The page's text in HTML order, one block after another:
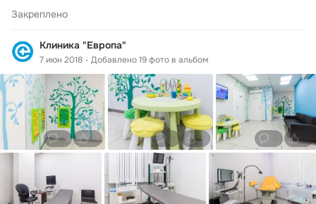
Закреплено
Клиника "Европа"
7 июн 2018 Добавлено 19 фото в альбом
0 0 0